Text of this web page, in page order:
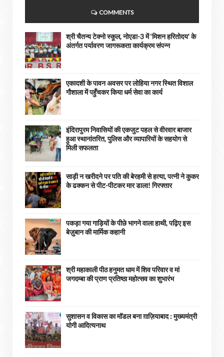
COMMENTS
श्री चैतन्य टेक्नो स्कूल, नोएडा-3 में ‘मिशन हरितोदय’ के
अंतर्गत पर्यावरण जागरूकता कार्यक्रम संपन्न
एकादशी के पावन अवसर पर लोहिया नगर स्थित विशाल
गौशाला में पहुँचकर किया धर्म सेवा का कार्य
इंदिरापुरम निवासियों की एकजुट पहल से वीरवार बाजार
हुआ स्थानांतरित, पुलिस और व्यापारियों के सहयोग से
मिली सफलता
साड़ी न खरीदने पर पति की बेरहमी से हत्या, पत्नी ने कुकर
के ढक्कन से पीट-पीटकर मार डाला! गिरफ्तार
पकड़ा गया गाड़ियों के पीछे भागने वाला हाथी, पढ़िए इस
बेज़ुबान की मार्मिक कहानी
श्री महाकाली पीठ हनुमत धाम में शिव परिवार व मां
जगदम्बा की प्राण प्रतिष्ठा महोत्सव का शुभारंभ
सुशासन व विकास का मॉडल बना ग़ाज़ियाबाद : ​मुख्यमंत्री
योगी आदित्यनाथ